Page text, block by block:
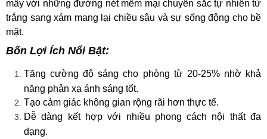
mây với những đường nét mềm mại chuyển sắc tự nhiên từ
trắng sang xám mang lại chiều sâu và sự sống động cho bề
mặt.
Bốn Lợi Ích Nổi Bật:
Tăng cường độ sáng cho phòng từ 20-25% nhờ khả
năng phản xạ ánh sáng tốt.
Tạo cảm giác không gian rộng rãi hơn thực tế.
Dễ dàng kết hợp với nhiều phong cách nội thất đa
dạng.